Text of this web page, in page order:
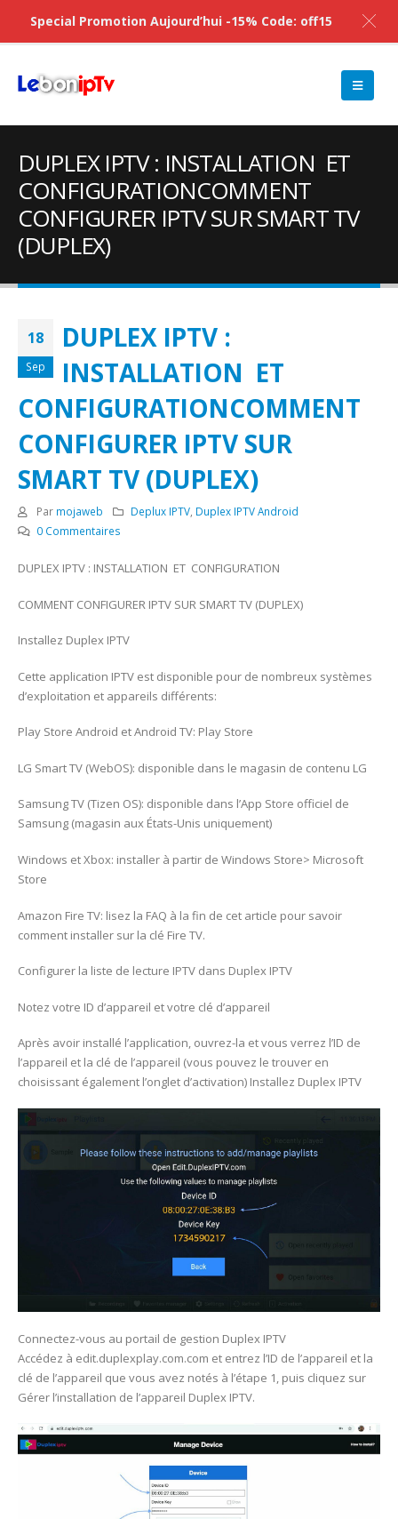
DUPLEX IPTV : INSTALLATION ET
CONFIGURATIONCOMMENT
CONFIGURER IPTV SUR SMART TV
(DUPLEX)
18
Sep
DUPLEX IPTV :
INSTALLATION ET
CONFIGURATIONCOMMENT
CONFIGURER IPTV SUR
SMART TV (DUPLEX)
Par mojaweb Deplux IPTV Duplex IPTV Android
0 Commentaires
DUPLEX IPTV : INSTALLATION ET CONFIGURATION
COMMENT CONFIGURER IPTV SUR SMART TV (DUPLEX)
Installez Duplex IPTV
Cette application IPTV est disponible pour de nombreux systèmes
d’exploitation et appareils différents:
Play Store Android et Android TV: Play Store
LG Smart TV (WebOS): disponible dans le magasin de contenu LG
Samsung TV (Tizen OS): disponible dans l’App Store officiel de
Samsung (magasin aux États-Unis uniquement)
Windows et Xbox: installer à partir de Windows Store> Microsoft
Store
Amazon Fire TV: lisez la FAQ à la fin de cet article pour savoir
comment installer sur la clé Fire TV.
Configurer la liste de lecture IPTV dans Duplex IPTV
Notez votre ID d’appareil et votre clé d’appareil
Après avoir installé l’application, ouvrez-la et vous verrez l’ID de
l’appareil et la clé de l’appareil (vous pouvez le trouver en
choisissant également l’onglet d’activation) Installez Duplex IPTV
Connectez-vous au portail de gestion Duplex IPTV
Accédez à edit.duplexplay.com.com et entrez l’ID de l’appareil et la
clé de l’appareil que vous avez notés à l’étape 1, puis cliquez sur
Gérer l’installation de l’appareil Duplex IPTV.
Special Promotion Aujourd’hui -15% Code: off15